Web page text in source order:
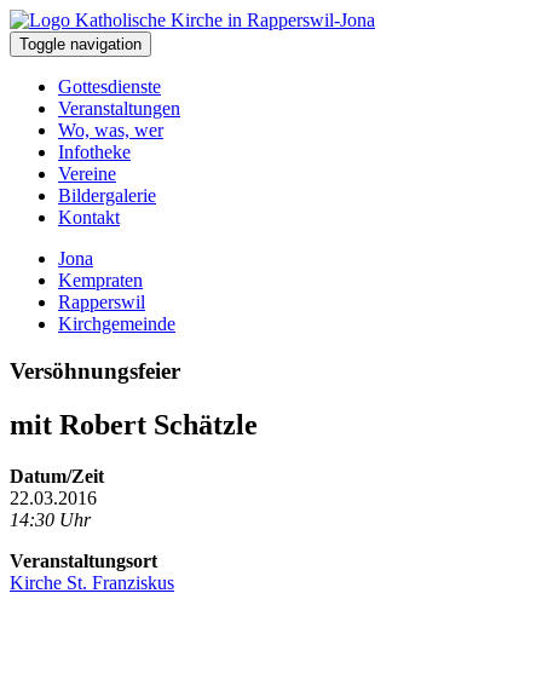
Toggle navigation
Gottesdienste
Veranstaltungen
Wo, was, wer
Infotheke
Vereine
Bildergalerie
Kontakt
Jona
Kempraten
Rapperswil
Kirchgemeinde
Versöhnungsfeier
mit Robert Schätzle
Datum/Zeit
22.03.2016
14:30 Uhr
Veranstaltungsort
Kirche St. Franziskus